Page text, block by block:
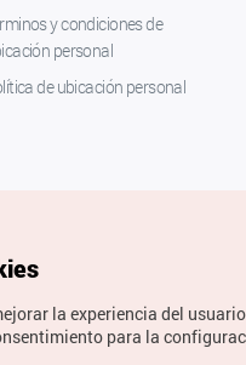
y condiciones de
personal
de ubicación personal
la experiencia del
para la